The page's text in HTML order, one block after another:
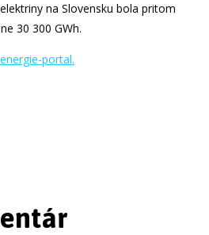
na Slovensku bola pritom
30 300 GWh.
energie-portal.